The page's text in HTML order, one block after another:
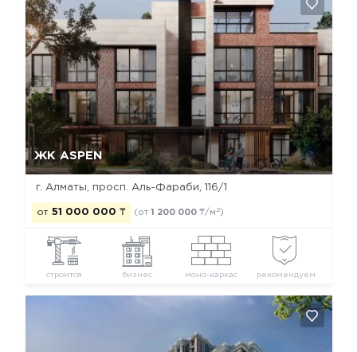
ЖК ASPEN
г. Алматы, просп. Аль-Фараби, 116/1
от 51 000 000 ₸ (от 1 200 000 ₸/м 2)
строится бизнес моно-каркас рекомендуем
Отмена